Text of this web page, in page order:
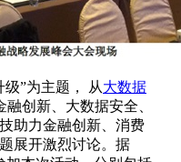
”为主题， 从大数据
创新、大数据安全、
助力金融创新、消费
展开激烈讨论。据